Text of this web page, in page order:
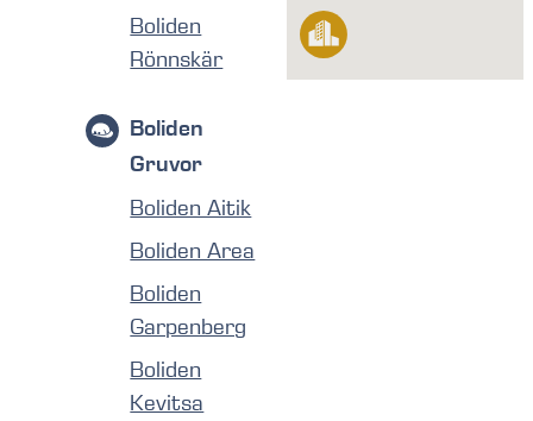
Boliden
Rönnskär
Boliden
Gruvor
Boliden Aitik
Boliden Area
Boliden
Garpenberg
Boliden
Kevitsa